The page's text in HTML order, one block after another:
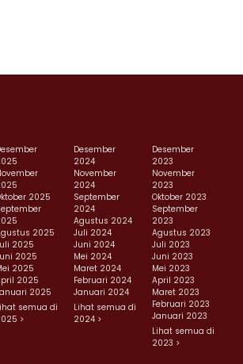
2025
2025
2025
2025
2025
2025
2025
semua di
>
Desember
2024
November
2024
September
2024
Agustus 2024
Juli 2024
Juni 2024
Mei 2024
Maret 2024
Februari 2024
Januari 2024
Lihat semua di
2024 >
Desember
2023
November
2023
Oktober 2023
September
2023
Agustus 2023
Juli 2023
Juni 2023
Mei 2023
April 2023
Maret 2023
Februari 2023
Januari 2023
Lihat semua di
2023 >